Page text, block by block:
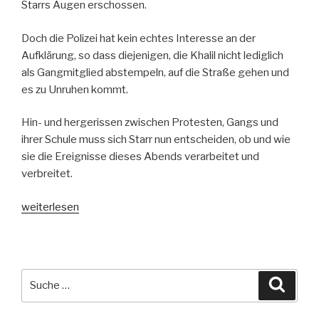
Starrs Augen erschossen.
Doch die Polizei hat kein echtes Interesse an der
Aufklärung, so dass diejenigen, die Khalil nicht lediglich
als Gangmitglied abstempeln, auf die Straße gehen und
es zu Unruhen kommt.
Hin- und hergerissen zwischen Protesten, Gangs und
ihrer Schule muss sich Starr nun entscheiden, ob und wie
sie die Ereignisse dieses Abends verarbeitet und
verbreitet.
„The
weiterlesen